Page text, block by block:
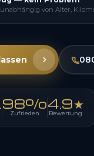
von Alter,
98%
Zufrieden
4.9★
Bewertung